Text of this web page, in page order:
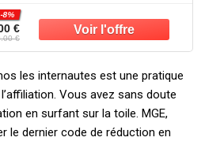
Voiture, Pour Camping,
et Tempêtes.
€
-8%
€
les internautes est une pratique
Vous avez sans doute
en surfant sur la toile. MGE,
le dernier code de réduction en